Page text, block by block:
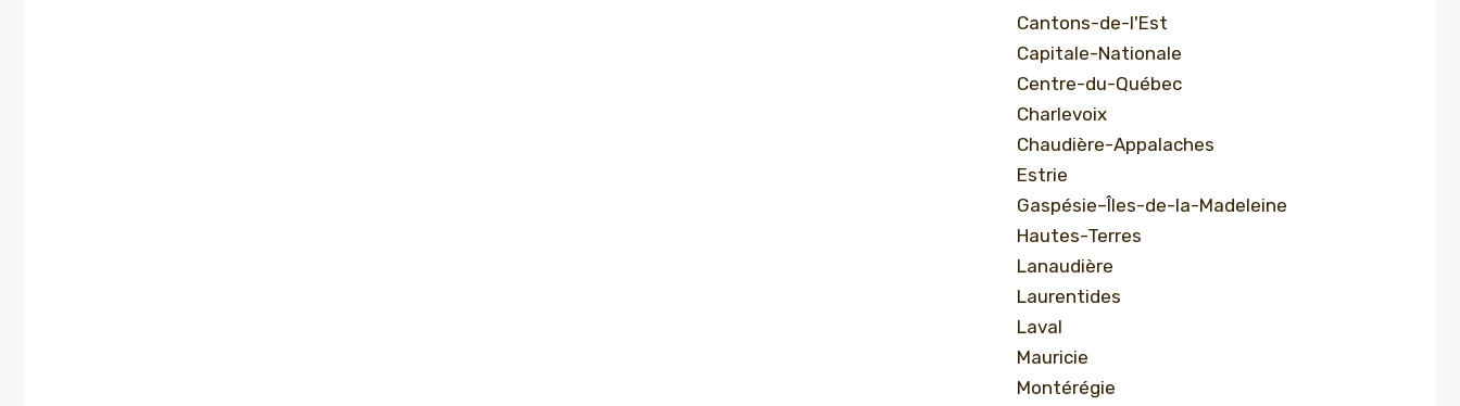
Cantons-de-l'Est
Capitale-Nationale
Centre-du-Québec
Charlevoix
Chaudière-Appalaches
Estrie
Gaspésie–Îles-de-la-Madeleine
Hautes-Terres
Lanaudière
Laurentides
Laval
Mauricie
Montérégie